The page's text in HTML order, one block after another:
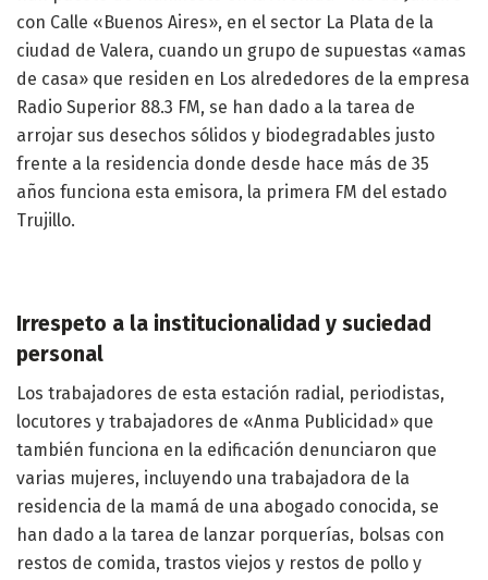
con Calle «Buenos Aires», en el sector La Plata de la
ciudad de Valera, cuando un grupo de supuestas «amas
de casa» que residen en Los alrededores de la empresa
Radio Superior 88.3 FM, se han dado a la tarea de
arrojar sus desechos sólidos y biodegradables justo
frente a la residencia donde desde hace más de 35
años funciona esta emisora, la primera FM del estado
Trujillo.
Irrespeto a la institucionalidad y suciedad
personal
Los trabajadores de esta estación radial, periodistas,
locutores y trabajadores de «Anma Publicidad» que
también funciona en la edificación denunciaron que
varias mujeres, incluyendo una trabajadora de la
residencia de la mamá de una abogado conocida, se
han dado a la tarea de lanzar porquerías, bolsas con
restos de comida, trastos viejos y restos de pollo y